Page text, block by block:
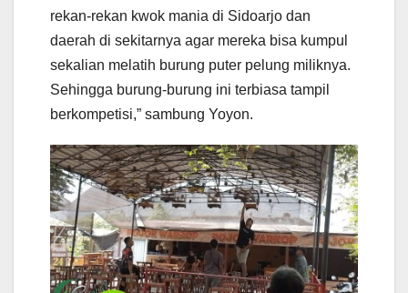
rekan-rekan kwok mania di Sidoarjo dan
daerah di sekitarnya agar mereka bisa kumpul
sekalian melatih burung puter pelung miliknya.
Sehingga burung-burung ini terbiasa tampil
berkompetisi,” sambung Yoyon.